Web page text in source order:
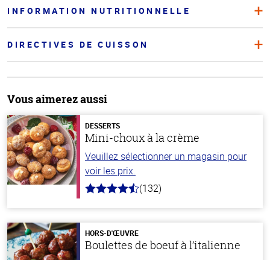
INFORMATION NUTRITIONNELLE
DIRECTIVES DE CUISSON
Vous aimerez aussi
DESSERTS
Mini-choux à la crème
Veuillez sélectionner un magasin pour
voir les prix.
4.8
stars
(132)
HORS-D'ŒUVRE
Boulettes de boeuf à l’italienne